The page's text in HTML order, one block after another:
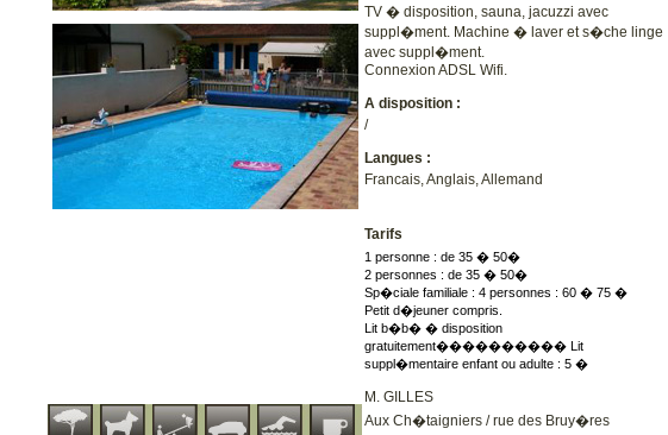
TV � disposition, sauna, jacuzzi avec
suppl�ment. Machine � laver et s�che linge
avec suppl�ment.
Connexion ADSL Wifi.
A disposition :
/
Langues :
Francais, Anglais, Allemand
Tarifs
1 personne : de 35 � 50�
2 personnes : de 35 � 50�
Sp�ciale familiale : 4 personnes : 60 � 75 �
Petit d�jeuner compris.
Lit b�b� � disposition
gratuitement���������� Lit
suppl�mentaire enfant ou adulte : 5 �
M. GILLES
Aux Ch�taigniers / rue des Bruy�res